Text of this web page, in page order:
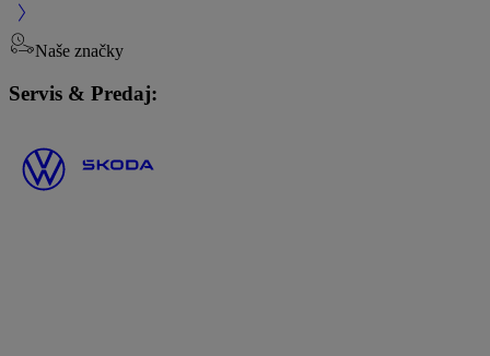
Naše značky
Servis & Predaj: